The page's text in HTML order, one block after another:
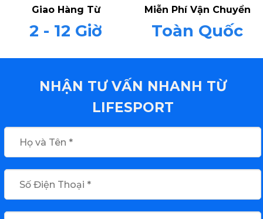
Giao Hàng Từ
2 - 12 Giờ
Miễn Phí Vận Chuyển
Toàn Quốc
NHẬN TƯ VẤN NHANH TỪ
LIFESPORT